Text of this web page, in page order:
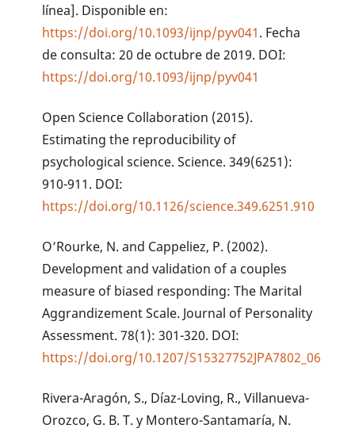
línea]. Disponible en:
https://doi.org/10.1093/ijnp/pyv041. Fecha
de consulta: 20 de octubre de 2019. DOI:
https://doi.org/10.1093/ijnp/pyv041
Open Science Collaboration (2015).
Estimating the reproducibility of
psychological science. Science. 349(6251):
910-911. DOI:
https://doi.org/10.1126/science.349.6251.910
O’Rourke, N. and Cappeliez, P. (2002).
Development and validation of a couples
measure of biased responding: The Marital
Aggrandizement Scale. Journal of Personality
Assessment. 78(1): 301-320. DOI:
https://doi.org/10.1207/S15327752JPA7802_06
Rivera-Aragón, S., Díaz-Loving, R., Villanueva-
Orozco, G. B. T. y Montero-Santamaría, N.